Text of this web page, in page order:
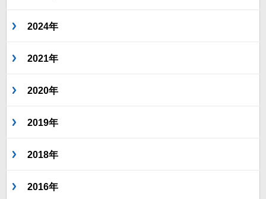
2024年
2021年
2020年
2019年
2018年
2016年